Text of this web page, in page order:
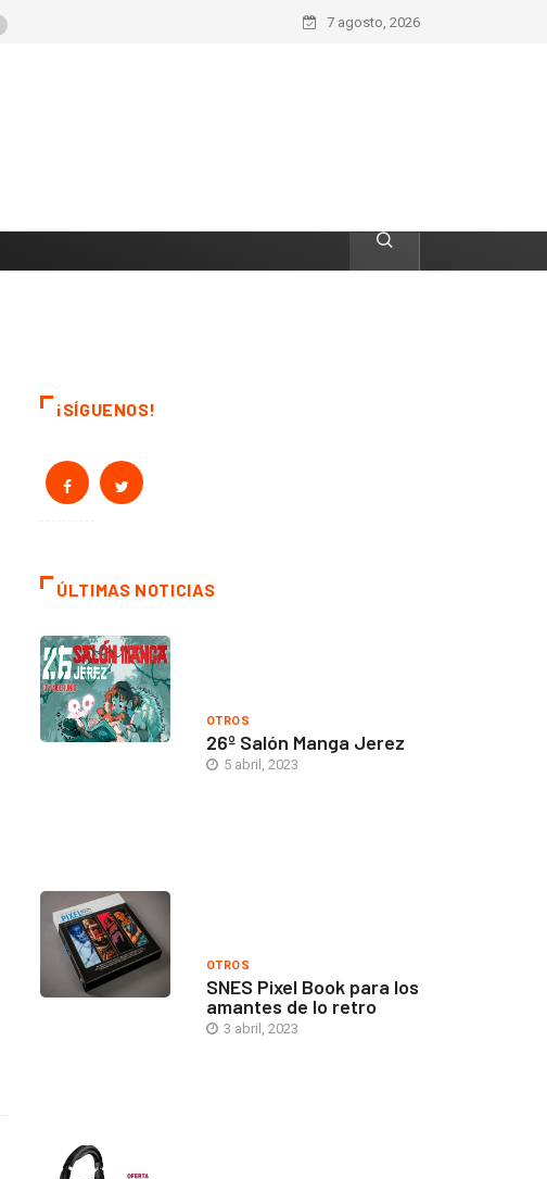
7 agosto, 2026
¡SÍGUENOS!
ÚLTIMAS NOTICIAS
OTROS
26º Salón Manga Jerez
5 abril, 2023
OTROS
SNES Pixel Book para los
amantes de lo retro
3 abril, 2023